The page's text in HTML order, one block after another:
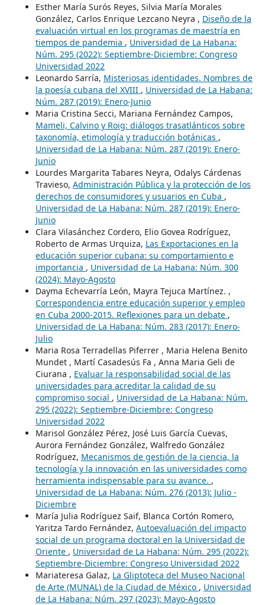
Esther María Surós Reyes, Silvia María Morales
González, Carlos Enrique Lezcano Neyra , Diseño de la
evaluación virtual en los programas de maestría en
tiempos de pandemia , Universidad de La Habana:
Núm. 295 (2022): Septiembre-Diciembre: Congreso
Universidad 2022
Leonardo Sarría, Misteriosas identidades. Nombres de
la poesía cubana del XVIII , Universidad de La Habana:
Núm. 287 (2019): Enero-Junio
Maria Cristina Secci, Mariana Fernández Campos,
Mameli, Calvino y Roig: diálogos trasatlánticos sobre
taxonomía, etimología y traducción botánicas ,
Universidad de La Habana: Núm. 287 (2019): Enero-
Junio
Lourdes Margarita Tabares Neyra, Odalys Cárdenas
Travieso, Administración Pública y la protección de los
derechos de consumidores y usuarios en Cuba ,
Universidad de La Habana: Núm. 287 (2019): Enero-
Junio
Clara Vilasánchez Cordero, Elio Govea Rodríguez,
Roberto de Armas Urquiza, Las Exportaciones en la
educación superior cubana: su comportamiento e
importancia , Universidad de La Habana: Núm. 300
(2024): Mayo-Agosto
Dayma Echevarría León, Mayra Tejuca Martínez. ,
Correspondencia entre educación superior y empleo
en Cuba 2000-2015. Reflexiones para un debate ,
Universidad de La Habana: Núm. 283 (2017): Enero-
Julio
Maria Rosa Terradellas Piferrer , Maria Helena Benito
Mundet , Martí Casadesús Fa , Anna Maria Geli de
Ciurana , Evaluar la responsabilidad social de las
universidades para acreditar la calidad de su
compromiso social , Universidad de La Habana: Núm.
295 (2022): Septiembre-Diciembre: Congreso
Universidad 2022
Marisol González Pérez, José Luis García Cuevas,
Aurora Fernández González, Walfredo González
Rodríguez, Mecanismos de gestión de la ciencia, la
tecnología y la innovación en las universidades como
herramienta indispensable para su avance. ,
Universidad de La Habana: Núm. 276 (2013): Julio -
Diciembre
María Julia Rodríguez Saif, Blanca Cortón Romero,
Yaritza Tardo Fernández, Autoevaluación del impacto
social de un programa doctoral en la Universidad de
Oriente , Universidad de La Habana: Núm. 295 (2022):
Septiembre-Diciembre: Congreso Universidad 2022
Mariateresa Galaz, La Gliptoteca del Museo Nacional
de Arte (MUNAL) de la Ciudad de México , Universidad
de La Habana: Núm. 297 (2023): Mayo-Agosto